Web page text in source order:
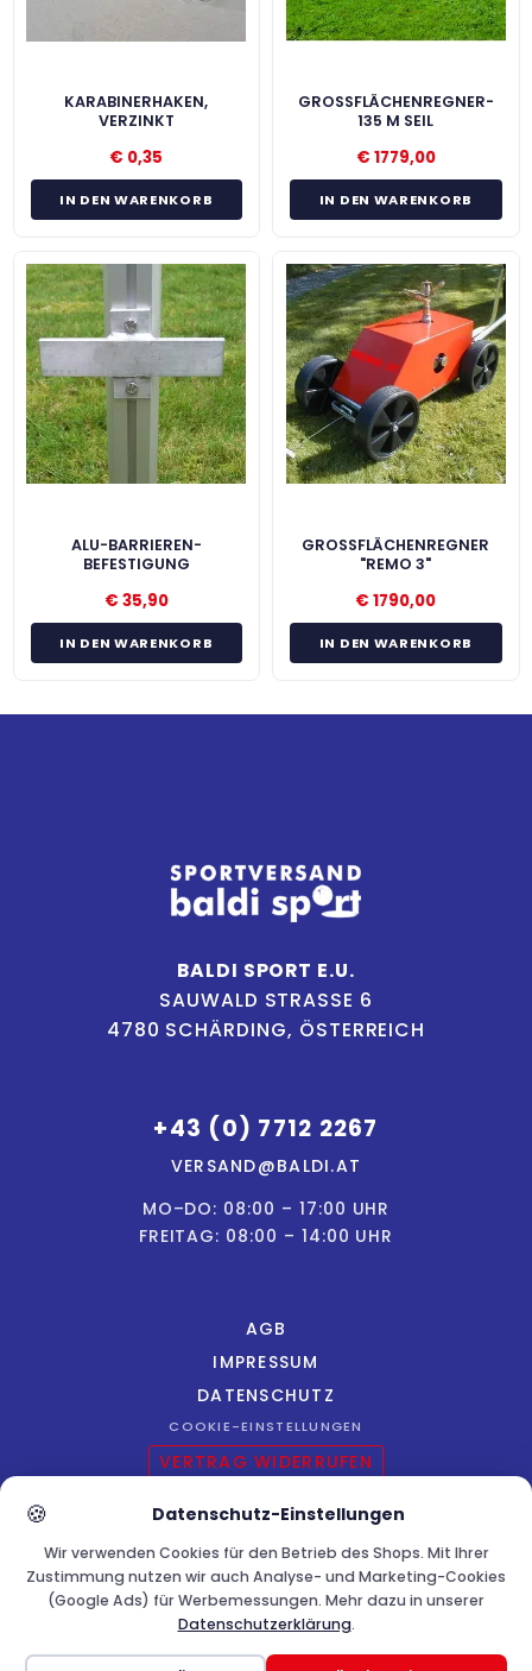
KARABINERHAKEN,
VERZINKT
€ 0,35
IN DEN WARENKORB
GROSSFLÄCHENREGNER-1
35 M SEIL
€ 1779,00
IN DEN WARENKORB
ALU-BARRIEREN-
BEFESTIGUNG
€ 35,90
IN DEN WARENKORB
GROSSFLÄCHENREGNER "
REMO 3"
€ 1790,00
IN DEN WARENKORB
BALDI SPORT E.U.
SAUWALD STRASSE 6
4780 SCHÄRDING, ÖSTERREICH
+43 (0) 7712 2267
VERSAND@BALDI.AT
MO–DO: 08:00 – 17:00 UHR
FREITAG: 08:00 – 14:00 UHR
AGB
IMPRESSUM
DATENSCHUTZ
COOKIE-EINSTELLUNGEN
VERTRAG WIDERRUFEN
© Copyright Baldi Sport e.U. 2026. Alle Rechte vorbehalten.
powered by INNSIT SOFTWARE
🍪 Datenschutz-Einstellungen
Wir verwenden Cookies für den Betrieb des Shops. Mit Ihrer
Zustimmung nutzen wir auch Analyse- und Marketing-Cookies
(Google Ads) für Werbemessungen. Mehr dazu in unserer
Datenschutzerklärung.